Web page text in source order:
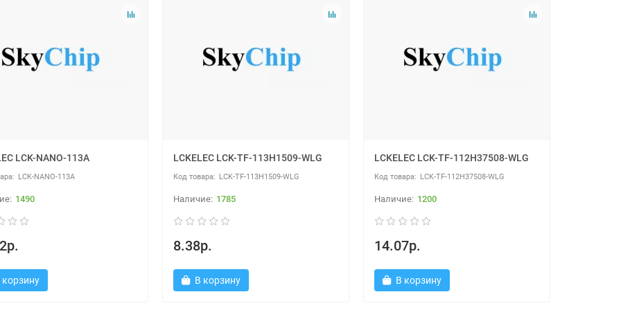
LCK-NANO-113A
LCK-NANO-113A
1490
корзину
LCKELEC LCK-TF-113H1509-WLG
LCK-TF-113H1509-WLG
1785
8.38р.
В корзину
LCKELEC LCK-TF-112H37508-WLG
LCK-TF-112H37508-WLG
1200
14.07р.
В корзину